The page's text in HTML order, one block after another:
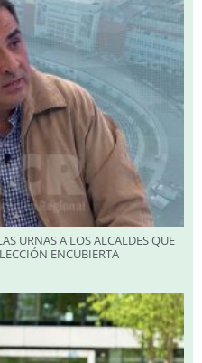
URNAS A LOS ALCALDES QUE
ENCUBIERTA